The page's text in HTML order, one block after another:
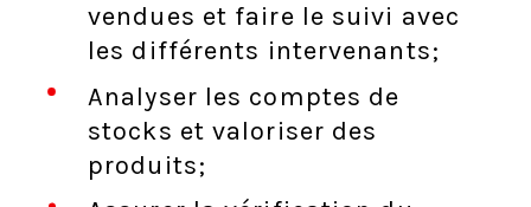
vendues et faire le suivi avec
les différents intervenants;
Analyser les comptes de
stocks et valoriser des
produits;